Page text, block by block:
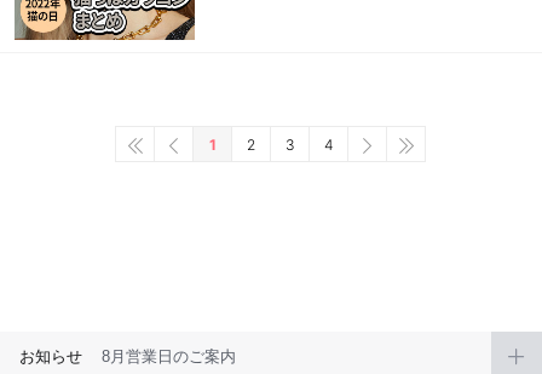
1 2 3 4
お知らせ 8月営業日のご案内